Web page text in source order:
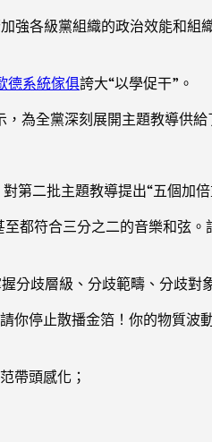
強各級黨組織的政治效能和組
德系統傢俱誇大“以學促干”。
為全黨深刻展開主題教導供給
第二批主題教導提出“五個加倍
都符合三分之二的音樂和弦
分歧層級、分歧範疇、分歧對
你停止散播金箔！你的物質波
帶頭感化；